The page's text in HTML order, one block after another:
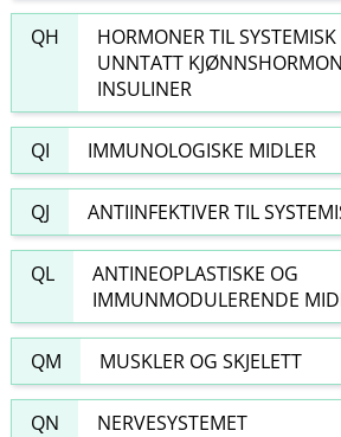
QH
HORMONER TIL
UNNTATT
INSULINER
QI IMMUNOLOGISKE MIDLER
QJ ANTIINFEKTIVER TIL
QL
ANTINEOPLASTISKE OG
IMMUNMODULERENDE
QM MUSKLER OG SKJELETT
QN NERVESYSTEMET